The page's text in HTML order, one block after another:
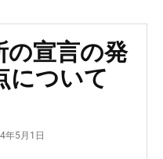
の宣言の発
について
年5月1日